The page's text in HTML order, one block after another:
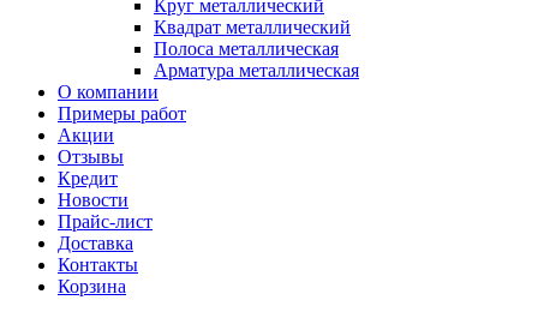
Круг металлический
Квадрат металлический
Полоса металлическая
Арматура металлическая
О компании
Примеры работ
Акции
Отзывы
Кредит
Новости
Прайс-лист
Доставка
Контакты
Корзина